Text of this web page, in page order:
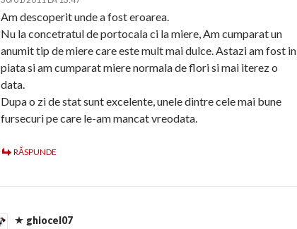
Am descoperit unde a fost eroarea.
Nu la concetratul de portocala ci la miere, Am cumparat un
anumit tip de miere care este mult mai dulce. Astazi am fost in
piata si am cumparat miere normala de flori si mai iterez o
data.
Dupa o zi de stat sunt excelente, unele dintre cele mai bune
fursecuri pe care le-am mancat vreodata.
RĂSPUNDE
ghiocel07